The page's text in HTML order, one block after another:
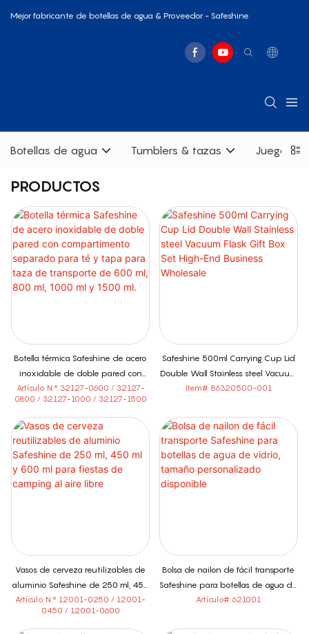
Mejor fabricante de botellas de agua & Proveedor - Safeshine
Botellas de agua Tumblers & tazas Juegos
PRODUCTOS
Botella térmica Safeshine de acero
inoxidable de doble pared con
compartimento separado para té
y tapa para taza de transporte de
600 ml, 800 ml, 1000 ml y 1500 ml.
Artículo N.° 32127-0600 / 32127-
0800 / 32127-1000 / 32127-1500
Safeshine 500ml Carrying Cup Lid
Double Wall Stainless steel Vacuum
Flask Gift Box Set High-End
Item# 86320500-001
Vasos de cerveza reutilizables de
aluminio Safeshine de 250 ml, 450
ml y 600 ml para fiestas de
camping al aire libre
Artículo N.° 12001-0250 / 12001-
0450 / 12001-0600
Bolsa de nailon de fácil transporte
Safeshine para botellas de agua de
vidrio, tamaño personalizado
Artículo# 621001